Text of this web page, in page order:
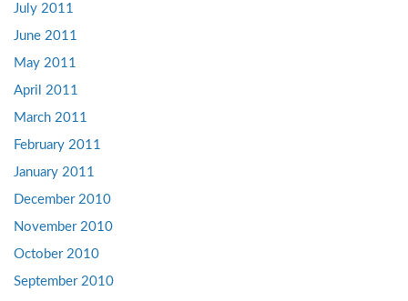
July 2011
June 2011
May 2011
April 2011
March 2011
February 2011
January 2011
December 2010
November 2010
October 2010
September 2010